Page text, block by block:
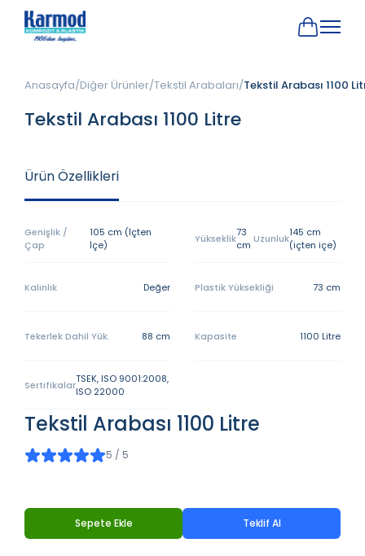
Anasayfa Diğer Ürünler Tekstil Arabaları Tekstil Arabası 1100
Tekstil Arabası 1100 Litre
Ürün Özellikleri
Genişlik /
Çap
105 cm (İçten
İçe)
Yükseklik73
cm Uzunluk145 cm
(içten içe)
Kalınlık Değer Plastik Yüksekliği 73 cm
Tekerlek Dahil Yük. 88 cm Kapasite 1100 Litre
SertifikalarTSEK, ISO 9001:2008,
ISO 22000
Tekstil Arabası 1100 Litre
5 / 5
Sepete Ekle Teklif Al